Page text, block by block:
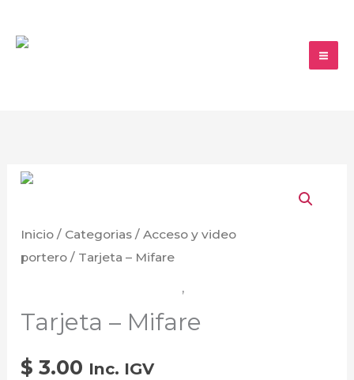
Inicio / Categorias /Acceso y video
portero / Tarjeta – Mifare
,
Tarjeta – Mifare
$ 3.00 Inc. IGV
Tarjeta
Mifare
cantidad